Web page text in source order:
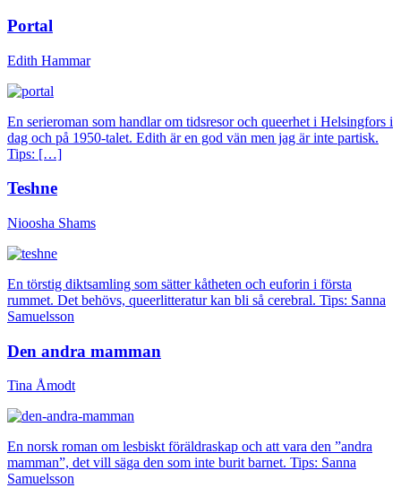
Portal
Edith Hammar
En serieroman som handlar om tidsresor och queerhet i Helsingfors i
dag och på 1950-talet. Edith är en god vän men jag är inte partisk.
Tips: […]
Teshne
Nioosha Shams
En törstig diktsamling som sätter kåtheten och euforin i första
rummet. Det behövs, queerlitteratur kan bli så cerebral. Tips: Sanna
Samuelsson
Den andra mamman
Tina Åmodt
En norsk roman om lesbiskt föräldraskap och att vara den ”andra
mamman”, det vill säga den som inte burit barnet. Tips: Sanna
Samuelsson